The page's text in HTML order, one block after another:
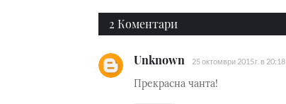
2 Коментари
Unknown 25 октомври 2015 г. в 20:18
Прекрасна чанта!